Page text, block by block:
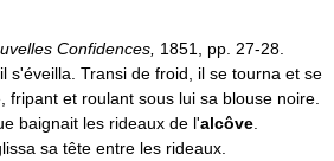
Confidences, 1851, pp. 27-28.
s'éveilla. Transi de froid, il se tourna et se
fripant et roulant sous lui sa blouse noire.
baignait les rideaux de l'alcôve
sa tête entre les rideaux.